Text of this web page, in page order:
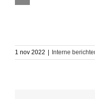
1 nov 2022 Interne